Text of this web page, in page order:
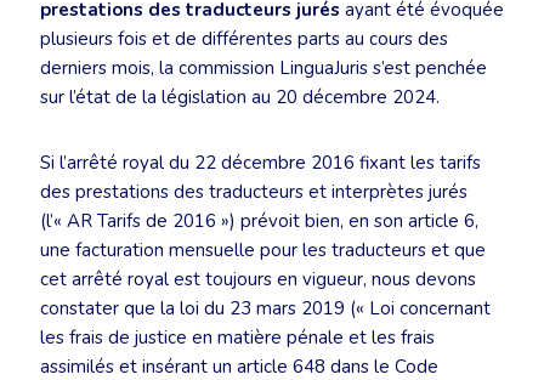
prestations des traducteurs jurés ayant été évoquée
plusieurs fois et de différentes parts au cours des
derniers mois, la commission LinguaJuris s’est penchée
sur l’état de la législation au 20 décembre 2024.
Si l’arrêté royal du 22 décembre 2016 fixant les tarifs
des prestations des traducteurs et interprètes jurés
(l’« AR Tarifs de 2016 ») prévoit bien, en son article 6,
une facturation mensuelle pour les traducteurs et que
cet arrêté royal est toujours en vigueur, nous devons
constater que la loi du 23 mars 2019 (« Loi concernant
les frais de justice en matière pénale et les frais
assimilés et insérant un article 648 dans le Code